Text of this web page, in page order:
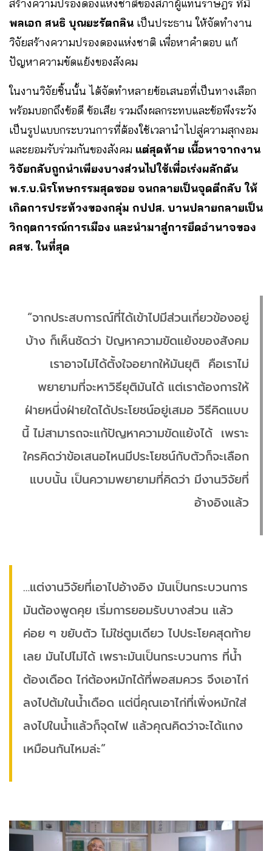
สร้างความปรองดองแห่งชาติของสภาผู้แทนราษฎร ที่มี
พลเอก สนธิ บุณยะรัตกลิน เป็นประธาน ให้จัดทำงาน
วิจัยสร้างความปรองดองแห่งชาติ เพื่อหาคำตอบ แก้
ปัญหาความขัดแย้งของสังคม
ในงานวิจัยชิ้นนั้น ได้จัดทำหลายข้อเสนอที่เป็นทางเลือก
พร้อมบอกถึงข้อดี ข้อเสีย รวมถึงผลกระทบและข้อพึงระวัง
เป็นรูปแบบกระบวนการที่ต้องใช้เวลานำไปสู่ความสุกงอม
และยอมรับร่วมกันของสังคม แต่สุดท้าย เนื้อหาจากงาน
วิจัยกลับถูกนำเพียงบางส่วนไปใช้เพื่อเร่งผลักดัน
พ.ร.บ.นิรโทษกรรมสุดซอย จนกลายเป็นจุดตีกลับ ให้
เกิดการประท้วงของกลุ่ม กปปส. บานปลายกลายเป็น
วิกฤตการณ์การเมือง และนำมาสู่การยึดอำนาจของ
คสช. ในที่สุด
“จากประสบการณ์ที่ได้เข้าไปมีส่วนเกี่ยวข้องอยู่
บ้าง ก็เห็นชัดว่า ปัญหาความขัดแย้งของสังคม
เราอาจไม่ได้ตั้งใจอยากให้มันยุติ คือเราไม่
พยายามที่จะหาวิธียุติมันได้ แต่เราต้องการให้
ฝ่ายหนึ่งฝ่ายใดได้ประโยชน์อยู่เสมอ วิธีคิดแบบ
นี้ ไม่สามารถจะแก้ปัญหาความขัดแย้งได้ เพราะ
ใครคิดว่าข้อเสนอไหนมีประโยชน์กับตัวก็จะเลือก
แบบนั้น เป็นความพยายามที่คิดว่า มีงานวิจัยที่
อ้างอิงแล้ว
…แต่งานวิจัยที่เอาไปอ้างอิง มันเป็นกระบวนการ
มันต้องพูดคุย เริ่มการยอมรับบางส่วน แล้ว
ค่อย ๆ ขยับตัว ไม่ใช่ตูมเดียว ไปประโยคสุดท้าย
เลย มันไปไม่ได้ เพราะมันเป็นกระบวนการ ที่น้ำ
ต้องเดือด ไก่ต้องหมักได้ที่พอสมควร จึงเอาไก่
ลงไปต้มในน้ำเดือด แต่นี่คุณเอาไก่ที่เพิ่งหมักใส่
ลงไปในน้ำแล้วก็จุดไฟ แล้วคุณคิดว่าจะได้แกง
เหมือนกันไหมล่ะ”